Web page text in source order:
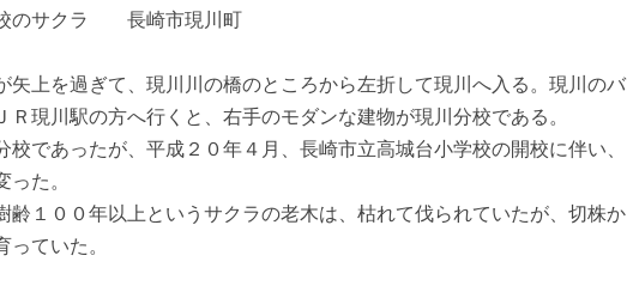
校のサクラ 長崎市現川町
矢上を過ぎて、現川川の橋のところから左折して現川へ入る。現川のバ
Ｒ現川駅の方へ行くと、右手のモダンな建物が現川分校である。
校であったが、平成２０年４月、長崎市立高城台小学校の開校に伴い、
た。
齢１００年以上というサクラの老木は、枯れて伐られていたが、切株か
ていた。